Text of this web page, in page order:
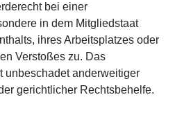
bei einer
in dem Mitgliedstaat
ihres Arbeitsplatzes oder
Verstoßes zu. Das
unbeschadet anderweitiger
gerichtlicher Rechtsbehelfe.